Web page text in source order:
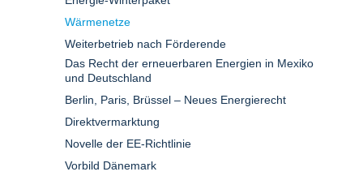
Wärmenetze
Weiterbetrieb nach Förderende
Das Recht der erneuerbaren Energien in Mexiko
und Deutschland
Berlin, Paris, Brüssel – Neues Energierecht
Direktvermarktung
Novelle der EE-Richtlinie
Vorbild Dänemark